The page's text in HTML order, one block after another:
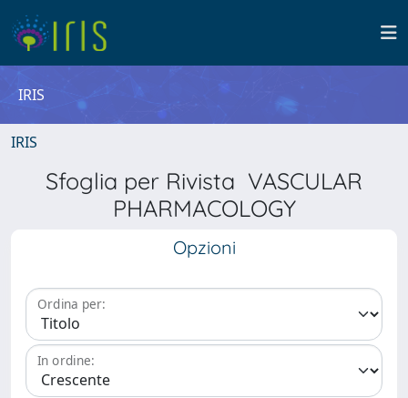
IRIS
IRIS
Sfoglia per Rivista VASCULAR
PHARMACOLOGY
Opzioni
Ordina per:
In ordine: